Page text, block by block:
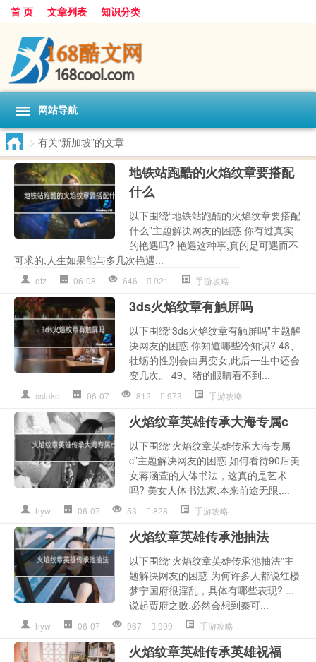
首 页 文章列表 知识分类
网站导航
> 有关“新加坡”的文章
地铁站跑酷的火焰纹章要搭配
什么
以下围绕“地铁站跑酷的火焰纹章要搭配
什么”主题解决网友的困惑 你有过真实
的艳遇吗? 艳遇这种事,真的是可遇而不
可求的,人生如果能与多几次艳遇...
dtz 06-08 646 921 手游攻略
3ds火焰纹章有触屏吗
以下围绕“3ds火焰纹章有触屏吗”主题解
决网友的困惑 你知道哪些冷知识? 48、
牡蛎的性别会由男变女,此后一生中还会
变几次。 ‬49、猪的眼睛看不到...
sslake 06-07 812 973 手游攻略
火焰纹章英雄传承大海专属c
以下围绕“火焰纹章英雄传承大海专属
c”主题解决网友的困惑 如何看待90后美
女蒋涵萱的人体书法，这真的是艺术
吗? 美女人体书法家,本来前途无限,...
hyw 06-07 53 828 手游攻略
火焰纹章英雄传承池抽法
以下围绕“火焰纹章英雄传承池抽法”主
题解决网友的困惑 为何许多人都说红楼
梦宁国府很淫乱，具体有哪些表现? ...
说起贾府之败,必然会想到秦可...
hyw 06-07 967 999 手游攻略
火焰纹章英雄传承英雄祝福